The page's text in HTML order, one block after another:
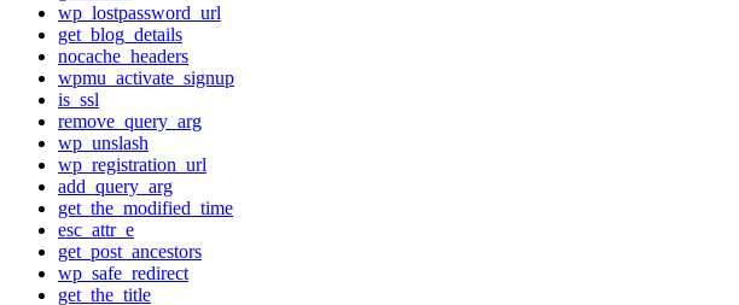
wp_lostpassword_url
get_blog_details
nocache_headers
wpmu_activate_signup
is_ssl
remove_query_arg
wp_unslash
wp_registration_url
add_query_arg
get_the_modified_time
esc_attr_e
get_post_ancestors
wp_safe_redirect
get_the_title